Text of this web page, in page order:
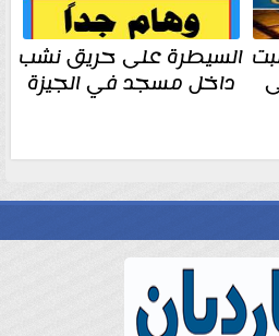
فى
السيطرة على حريق نشب
داخل مسجد في الجيزة